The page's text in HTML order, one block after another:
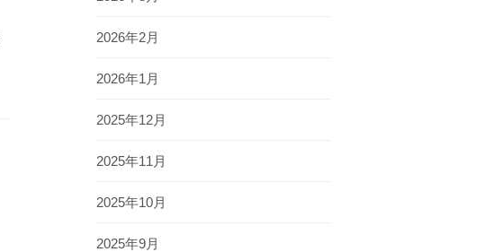
2026年2月
2026年1月
2025年12月
2025年11月
2025年10月
2025年9月